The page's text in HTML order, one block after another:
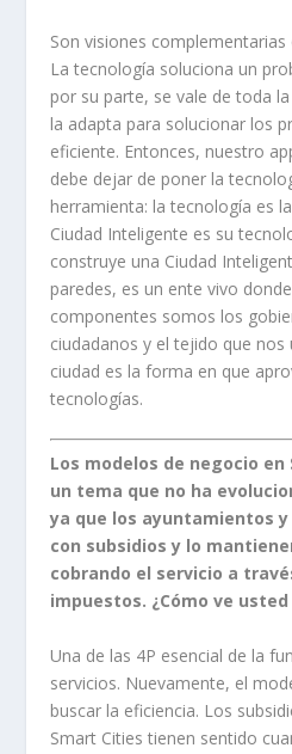
Son visiones
La tecnología soluciona un
por su parte, se vale de toda
la adapta para solucionar los
eficiente. Entonces, nuestro
debe dejar de poner la
herramienta: la tecnología es
Ciudad Inteligente es su
construye una Ciudad
paredes, es un ente vivo
componentes somos los
ciudadanos y el tejido que nos
ciudad es la forma en que
tecnologías.
Los modelos de negocio
un tema que no ha
ya que los ayuntamientos
con subsidios y lo
cobrando el servicio a
impuestos. ¿Cómo ve
Una de las 4P esencial de la
servicios. Nuevamente, el
buscar la eficiencia. Los
Smart Cities tienen sentido